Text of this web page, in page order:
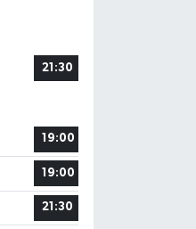
21:30
19:00
19:00
21:30